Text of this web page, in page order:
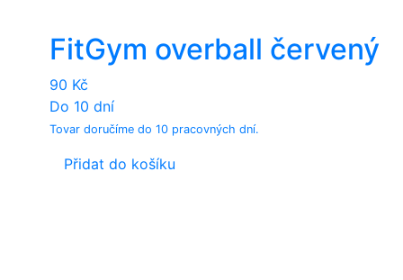
FitGym overball červený
90 Kč
Do 10 dní
Tovar doručíme do 10 pracovných dní.
Přidat do košíku